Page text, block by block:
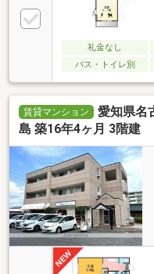
礼金なし
バス・トイレ別
賃貸マンション
愛知県名
島 築16年4ヶ月 3階建